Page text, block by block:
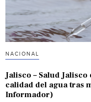
NACIONAL
Jalisco – Salud
calidad del agua tras
Informador)